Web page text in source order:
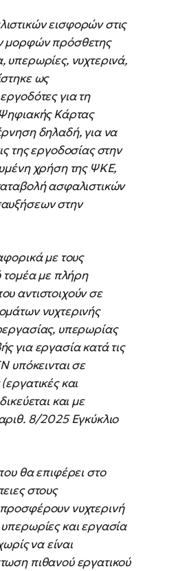
εισφορών στις
μορφών πρόσθετης
νυχτερινά,
ως
για τη
Κάρτας
δηλαδή, για να
της εργοδοσίας στην
χρήση της ΨΚΕ,
ασφαλιστικών
στην
με τους
τομέα με πλήρη
αντιστοιχούν σε
νυχτερινής
υπερωρίας
για εργασία κατά τις
υπόκεινται σε
και
και με
8/2025 Εγκύκλιο
θα επιφέρει στο
στους
νυχτερινή
και εργασία
να είναι
πιθανού εργατικού